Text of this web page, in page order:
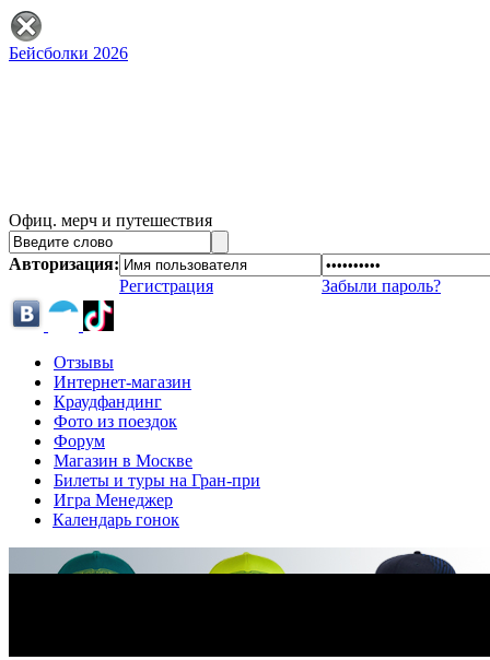
Бейсболки 2026
Офиц. мерч и путешествия
Авторизация:
Регистрация
Забыли пароль?
Отзывы
Интернет-магазин
Краудфандинг
Фото из поездок
Форум
Магазин в Москве
Билеты и туры на Гран-при
Игра Менеджер
Календарь гонок